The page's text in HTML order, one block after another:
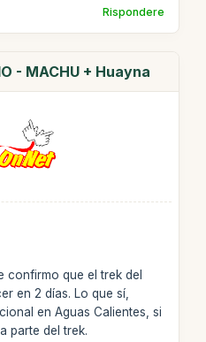
Rispondere
- MACHU + Huayna
confirmo que el trek del
en 2 días. Lo que sí,
en Aguas Calientes, si
parte del trek.